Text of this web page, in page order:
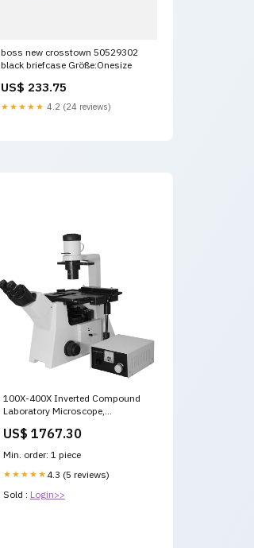
boss new crosstown 50529302
black briefcase Größe:Onesize
US$ 233.75
★★★★★ 4.2 (24 reviews)
100X-400X Inverted Compound
Laboratory Microscope,
Mount, Phase Contrast Objective
US$ 1767.30
Min. order: 1 piece
★★★★★ 4.3 (5 reviews)
Sold : Login>>